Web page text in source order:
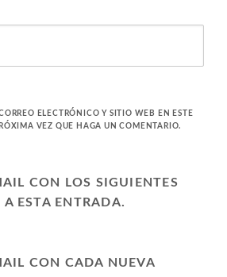
ELECTRÓNICO Y SITIO WEB EN ESTE
VEZ QUE HAGA UN COMENTARIO.
CON LOS SIGUIENTES
ESTA ENTRADA.
CON CADA NUEVA